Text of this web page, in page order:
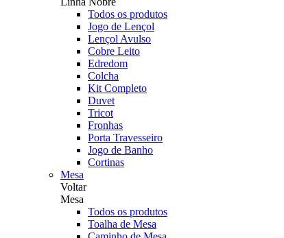
Todos os produtos
Jogo de Lençol
Lençol Avulso
Cobre Leito
Edredom
Colcha
Kit Completo
Duvet
Tricot
Fronhas
Porta Travesseiro
Jogo de Banho
Cortinas
Mesa
Voltar
Mesa
Todos os produtos
Toalha de Mesa